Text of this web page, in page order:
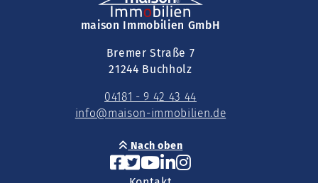
maison Immobilien GmbH
Bremer Straße 7
21244 Buchholz
04181 - 9 42 43 44
info@maison-immobilien.de
Nach oben